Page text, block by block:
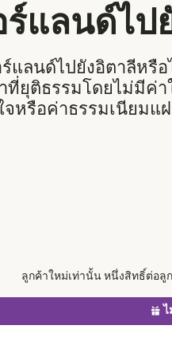
ร์แลนด์ไป
แลนด์ไปยังอิตาลีหรือ
ที่ยุติธรรมโดยไม่มีค่า
หรือค่าธรรมเนียมแฝ
ลูกค้าใหม่เท่านั้น หนึ่งสิทธิ์ต่อลู